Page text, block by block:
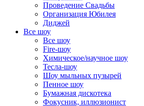
Проведение Свадьбы
Организация Юбилея
Диджей
Все шоу
Все шоу
Fire-шоу
Химическое/научное шоу
Тесла-шоу
Шоу мыльных пузырей
Пенное шоу
Бумажная дискотека
Фокусник, иллюзионист